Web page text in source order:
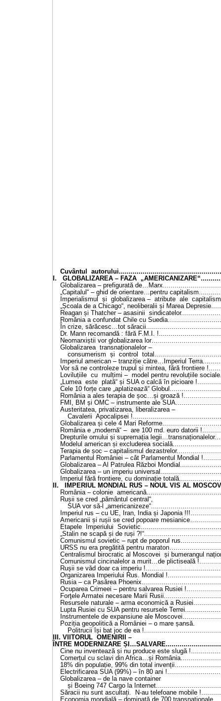
Cuvântul
I. GLOBALIZAREA – FAZA
Globalizarea – prefigurată
„Capitalul“ – ghid de orientare…pentru
Imperialismul și globalizarea – atribute ale
„Școala de a Chicago“, neoliberalii și Marea
Reagan și Thatcher – asasinii
România a confundat Chile cu
În crize, sărăcesc…tot
Dr. Mann recomandă : fără F.M.I.
Neomarxiștii vor globalizarea
Globalizarea transnaționalelor –
consumerism și control
Imperiul american – tranziție către…Imperiul
Vor să ne controleze trupul și mintea, fără frontiere
Loviluțiile cu mulțimi – model pentru revoluțiile
„Lumea este plată“ și SUA o calcă în picioare
Cele 10 forțe care „aplatizează“
România a ales terapia de șoc…și groază
FMI, BM și OMC – instrumente ale
Austeritatea, privatizarea, liberalizarea –
Cavalerii Apocalipsei
Globalizarea și cele 4 Mari
România e „modernă“ – are 100 md. euro datorii
Drepturile omului și supremația
Modelul american și excluderea
Terapia de șoc – capitalismul
Parlamentul României – cât Parlamentul Mondial
Globalizarea – Al Patrulea Război
Globalizarea – un imperiu
Imperiul fără frontiere, cu dominație
II. IMPERIUL MONDIAL RUS – NOUL VIS AL
România – colonie
Rușii se cred „pământul central“,
SUA vor să-l
Imperiul rus – cu UE, Iran, India și Japonia
Americanii și rușii se cred popoare
Etapele Imperiului
„Stalin ne scapă și de ruși
Comunismul sovietic – rupt de poporul
URSS nu era pregătită pentru
Centralismul birocratic al Moscovei și bumerangul
Comunismul cincinalelor a murit…de plictiseală
Rușii se văd doar ca imperiu
Organizarea Imperiului Rus. Mondial
Rusia – ca Pasărea
Ocuparea Crimeei – pentru salvarea Rusiei
Forţele Armatei necesare Marii
Resursele naturale – arma economică a
Lupta Rusiei cu SUA pentru resursele
Instrumentele de expansiune ale
Poziția geopolitică a României – o mare șansă.
Politrucii își bat joc de ea
III. VIITORUL OMENIRII –
ÎNTRE MODERNIZARE
Cine nu inventează și nu produce este slugă
Comerțul cu sclavi din Africa…și
18% din populație, 99% din total
Electrificarea SUA (99%) – în 80 ani
Globalizarea – de la nave container
și Boeing 747 Cargo la
Săracii nu sunt ascultați. N-au telefoane mobile
Economia mondială – dominată de 700